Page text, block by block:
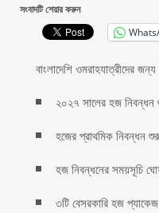
সংবাদটি শেয়ার করুন
বাংলাদেশি ওমরাহযাত্রীদের
২০২৭ সালের হজ নিবন্ধন
হজের প্রাথমিক নিবন্ধন
হজ নিবন্ধনের সময়সূচি
৩টি বেসরকারি হজ